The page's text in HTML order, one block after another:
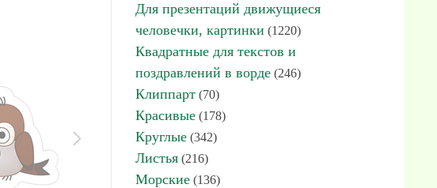
Для презентаций движущиеся
человечки, картинки (1220)
Квадратные для текстов и
поздравлений в ворде (246)
Клиппарт (70)
Красивые (178)
Круглые (342)
Листья (216)
Морские (136)